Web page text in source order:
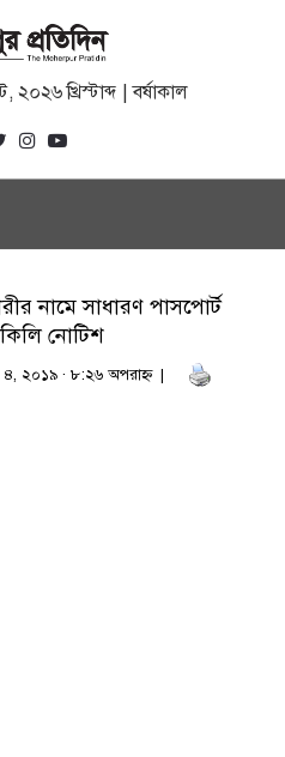
খ্রিস্টাব্দ | বর্ষাকাল
নামে সাধারণ পাসপোর্ট
নোটিশ
৪, ২০১৯ · ৮:২৬ অপরাহ্ণ